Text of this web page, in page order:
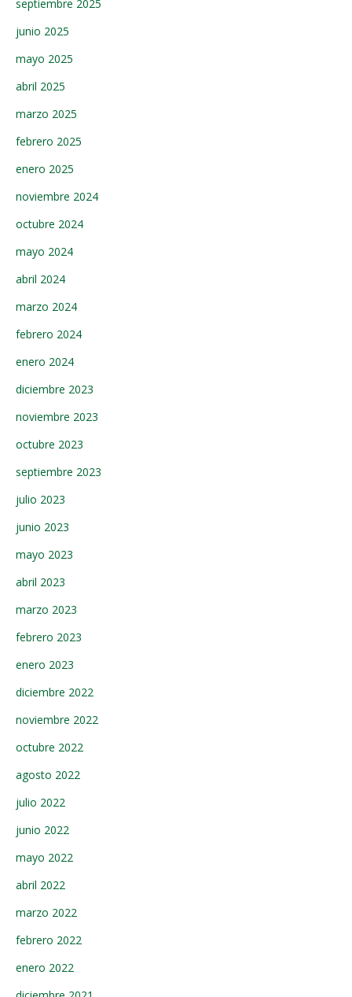
septiembre 2025
junio 2025
mayo 2025
abril 2025
marzo 2025
febrero 2025
enero 2025
noviembre 2024
octubre 2024
mayo 2024
abril 2024
marzo 2024
febrero 2024
enero 2024
diciembre 2023
noviembre 2023
octubre 2023
septiembre 2023
julio 2023
junio 2023
mayo 2023
abril 2023
marzo 2023
febrero 2023
enero 2023
diciembre 2022
noviembre 2022
octubre 2022
agosto 2022
julio 2022
junio 2022
mayo 2022
abril 2022
marzo 2022
febrero 2022
enero 2022